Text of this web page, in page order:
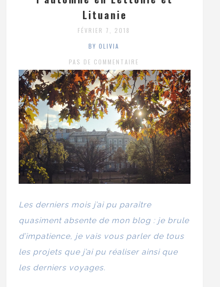
Lituanie
FÉVRIER 7, 2018
BY OLIVIA
PAS DE COMMENTAIRE
Les derniers mois j’ai pu paraître
quasiment absente de mon blog : je brule
d’impatience, je vais vous parler de tous
les projets que j’ai pu réaliser ainsi que
les derniers voyages.